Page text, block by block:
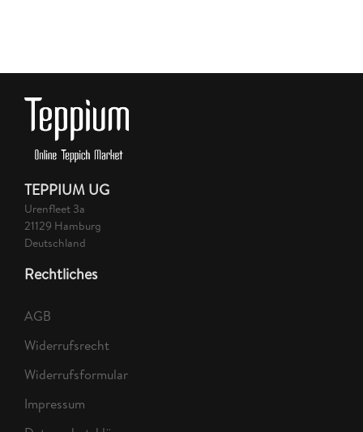
TEPPIUM UG
Urenfleet 3a
21129 Hamburg
Deutschland
Rechtliches
AGB
Widerrufsrecht
Widerrufsformular
Impressum